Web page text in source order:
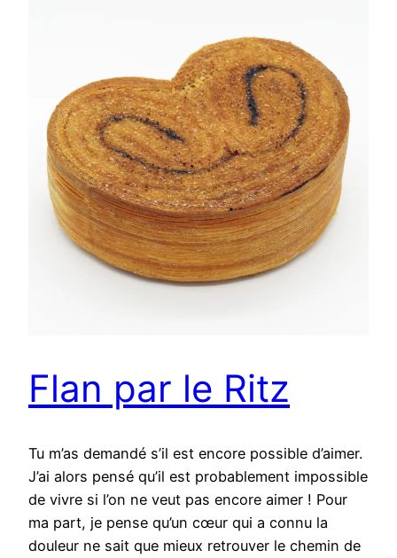
Flan par le Ritz
Tu m’as demandé s’il est encore possible d’aimer.
J’ai alors pensé qu’il est probablement impossible
de vivre si l’on ne veut pas encore aimer ! Pour
ma part, je pense qu’un cœur qui a connu la
douleur ne sait que mieux retrouver le chemin de